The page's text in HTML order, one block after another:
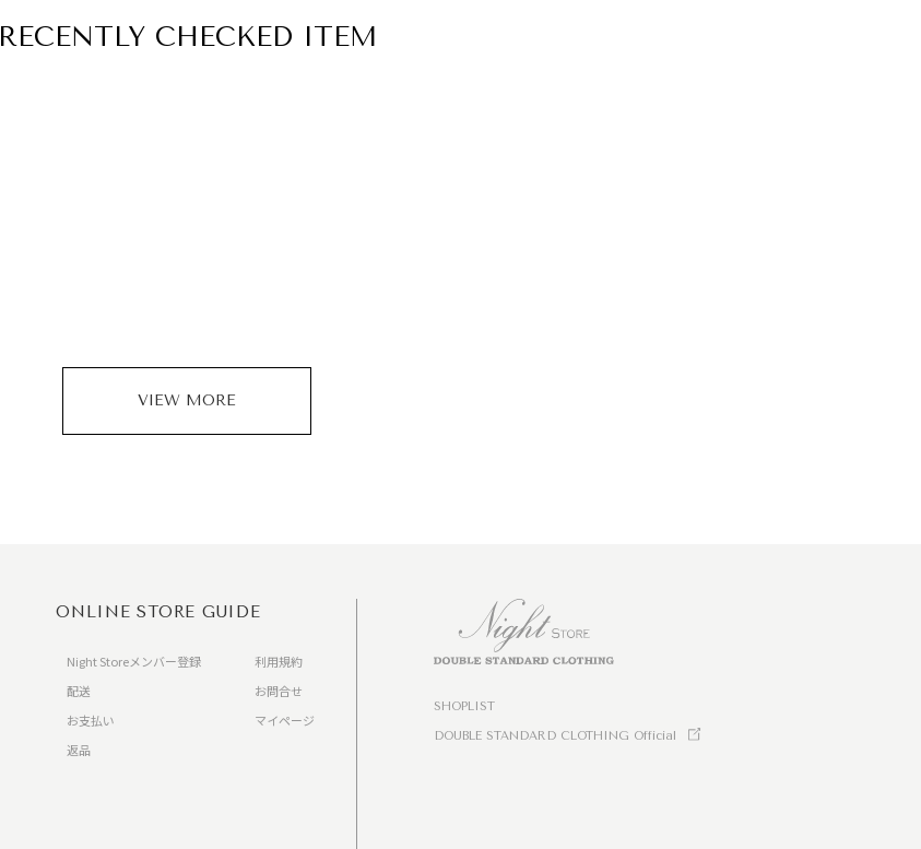
RECENTLY CHECKED ITEM
VIEW MORE
ONLINE STORE GUIDE
Night Storeメンバー登録
配送
お支払い
返品
利用規約
お問合せ
マイページ
SHOPLIST
DOUBLE STANDARD CLOTHING Official